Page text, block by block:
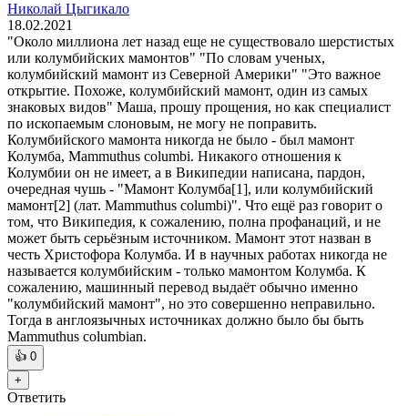
Николай Цыгикало
18.02.2021
"Около миллиона лет назад еще не существовало шерстистых
или колумбийских мамонтов" "По словам ученых,
колумбийский мамонт из Северной Америки" "Это важное
открытие. Похоже, колумбийский мамонт, один из самых
знаковых видов" Маша, прошу прощения, но как специалист
по ископаемым слоновым, не могу не поправить.
Колумбийского мамонта никогда не было - был мамонт
Колумба, Mammuthus columbi. Никакого отношения к
Колумбии он не имеет, а в Википедии написана, пардон,
очередная чушь - "Мамонт Колумба[1], или колумбийский
мамонт[2] (лат. Mammuthus columbi)". Что ещё раз говорит о
том, что Википедия, к сожалению, полна профанаций, и не
может быть серьёзным источником. Мамонт этот назван в
честь Христофора Колумба. И в научных работах никогда не
называется колумбийским - только мамонтом Колумба. К
сожалению, машинный перевод выдаёт обычно именно
"колумбийский мамонт", но это совершенно неправильно.
Тогда в англоязычных источниках должно было бы быть
Mammuthus columbian.
👍 0
+
Ответить